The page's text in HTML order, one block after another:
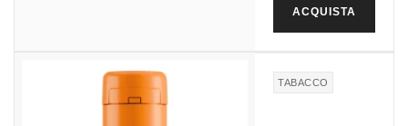
ACQUISTA
TABACCO